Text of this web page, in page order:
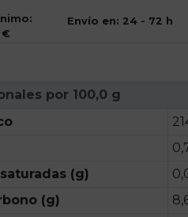
€
Envío en: 24 - 72 h
por 100,0 g
(g)
(g)